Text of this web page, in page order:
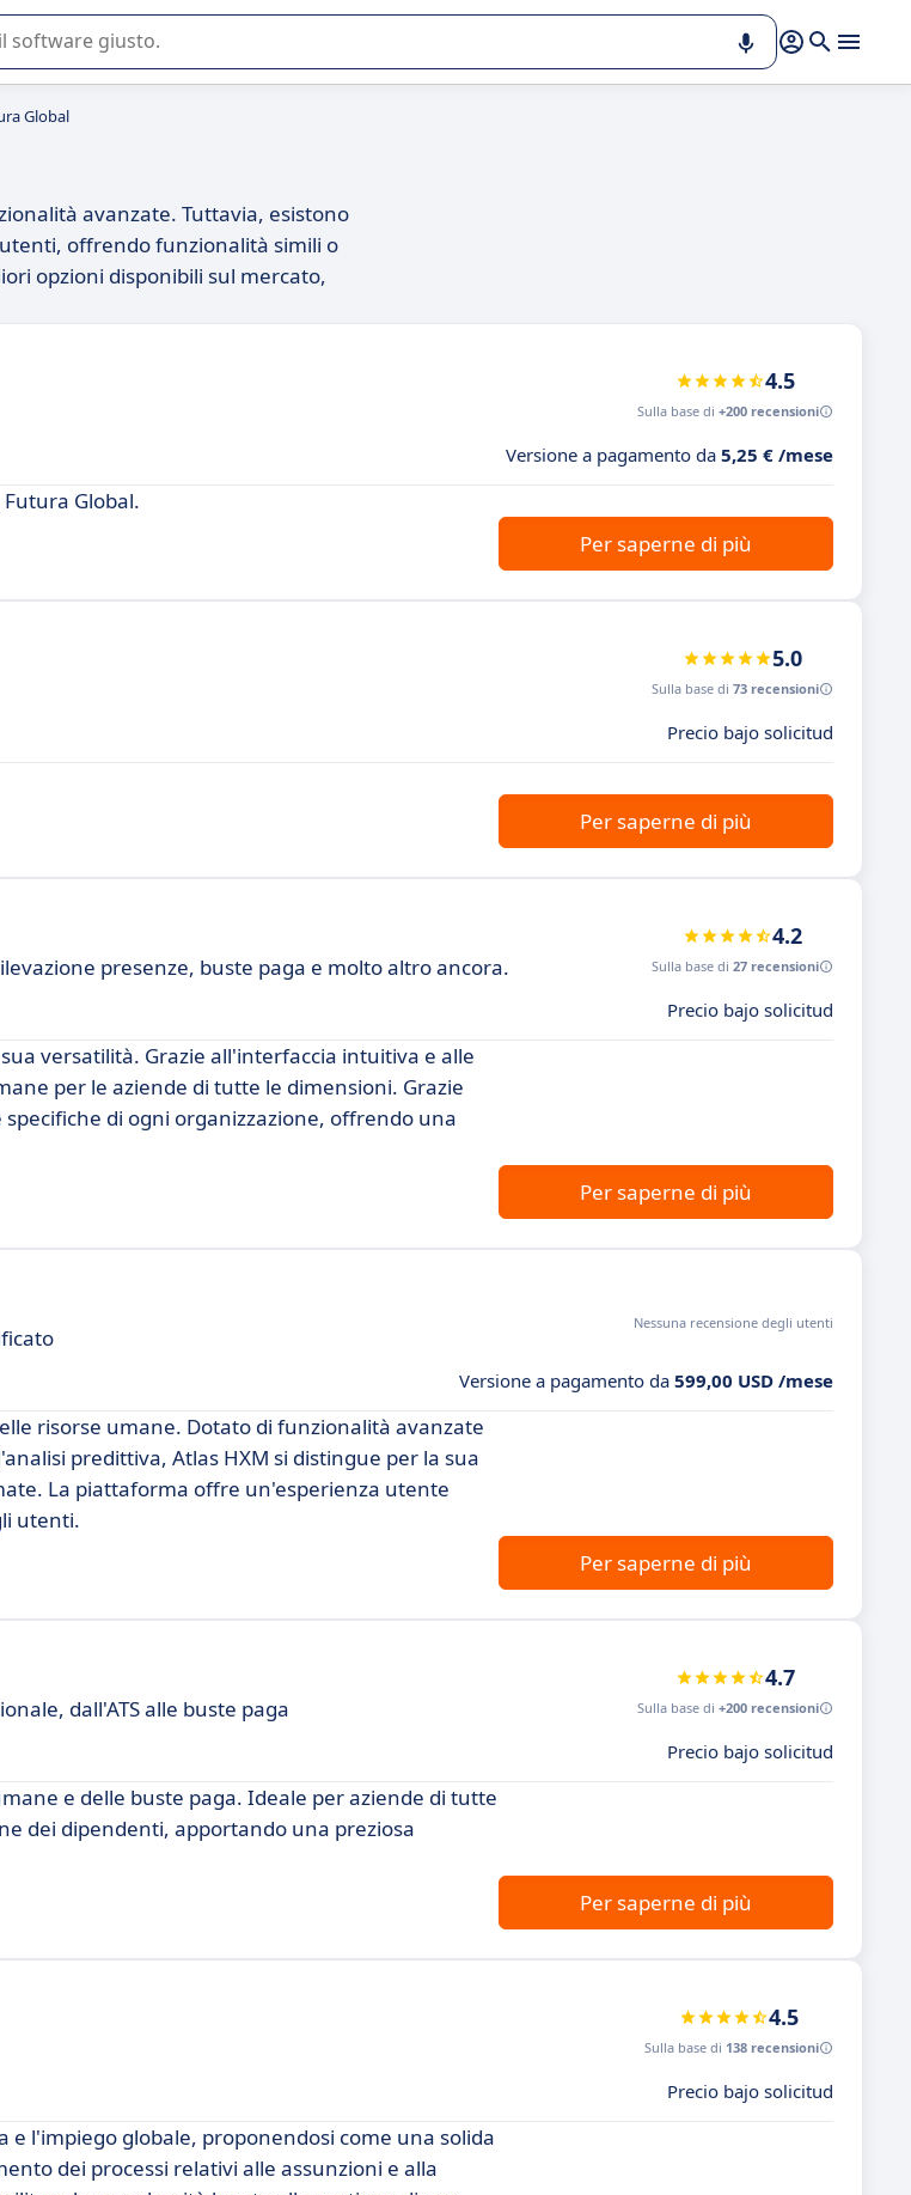
SaaS per la vostra azienda.
Global
avanzate. Tuttavia, esistono
offrendo funzionalità simili o
opzioni disponibili sul mercato,
4.5
Sulla base di +200 recensioni
Versione a pagamento da 5,25 € /mese
Global.
Per saperne di più
5.0
Sulla base di 73 recensioni
Precio bajo solicitud
Per saperne di più
presenze, buste paga e molto altro ancora.
4.2
Sulla base di 27 recensioni
Precio bajo solicitud
versatilità. Grazie all'interfaccia intuitiva e alle
per le aziende di tutte le dimensioni. Grazie
di ogni organizzazione, offrendo una
Per saperne di più
Nessuna recensione degli utenti
Versione a pagamento da 599,00 USD /mese
risorse umane. Dotato di funzionalità avanzate
predittiva, Atlas HXM si distingue per la sua
La piattaforma offre un'esperienza utente
utenti.
Per saperne di più
dall'ATS alle buste paga
4.7
Sulla base di +200 recensioni
Precio bajo solicitud
e delle buste paga. Ideale per aziende di tutte
dei dipendenti, apportando una preziosa
Per saperne di più
4.5
Sulla base di 138 recensioni
Precio bajo solicitud
l'impiego globale, proponendosi come una solida
dei processi relativi alle assunzioni e alla